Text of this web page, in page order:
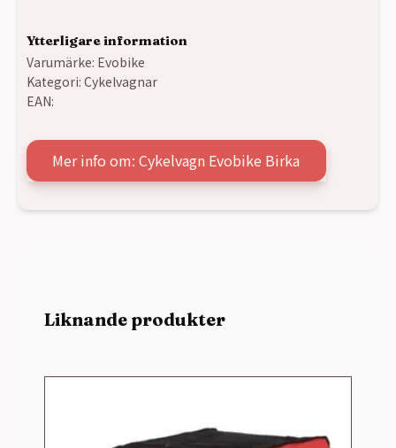
Ytterligare information
Varumärke: Evobike
Kategori: Cykelvagnar
EAN:
Mer info om: Cykelvagn Evobike Birka
Liknande produkter